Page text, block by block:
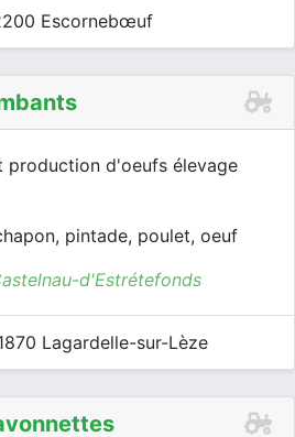
Escornebœuf
production d'oeufs élevage
pintade, poulet, oeuf
d'Estrétefonds
Lagardelle-sur-Lèze